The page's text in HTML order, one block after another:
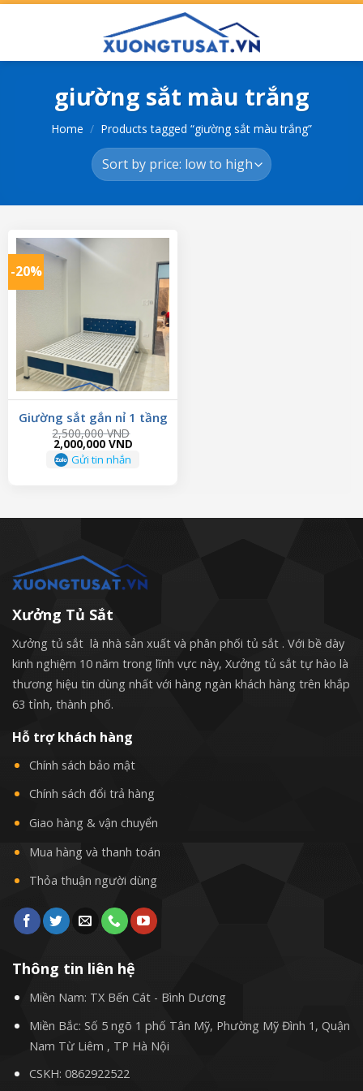
Skip
giường sắt màu trắng
Home / Products tagged “giường sắt màu trắng”
-20%
Giường sắt gắn nỉ 1 tầng
2,500,000VND
Original
price
was:
2,000,000 VNDCurrent
Gửi tin nhắn
Xưởng Tủ Sắt
Xưởng tủ sắt là nhà sản xuất và phân phối tủ sắt . Với bề dày
kinh nghiệm 10 năm trong lĩnh vực này, Xưởng tủ sắt tự hào là
thương hiệu tin dùng nhất với hàng ngàn khách hàng trên khắp
63 tỉnh, thành phố.
Hỗ trợ khách hàng
Chính sách bảo mật
Chính sách đổi trả hàng
Giao hàng & vận chuyển
Mua hàng và thanh toán
Thỏa thuận người dùng
Thông tin liên hệ
Miền Nam: TX Bến Cát - Bình Dương
Miền Bắc: Số 5 ngõ 1 phố Tân Mỹ, Phường Mỹ Đình 1, Quận
Nam Từ Liêm , TP Hà Nội
CSKH: 0862922522